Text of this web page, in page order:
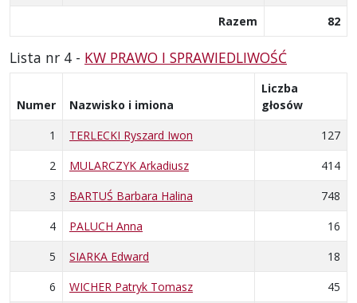
Razem
82
Lista nr 4 - KW PRAWO I SPRAWIEDLIWOŚĆ
Numer Nazwisko i imiona
Liczba
głosów
1
TERLECKI Ryszard Iwon
127
2
MULARCZYK Arkadiusz
414
3
BARTUŚ Barbara Halina
748
4
PALUCH Anna
16
5
SIARKA Edward
18
6
WICHER Patryk Tomasz 45